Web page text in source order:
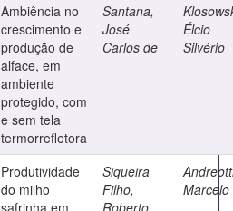
Ambiência no
crescimento e
produção de
alface, em
ambiente
protegido, com
e sem tela
termorrefletora
Santana,
José
Carlos de
Élcio
Silvério
Produtividade
do milho
safrinha em
Siqueira
Filho,
Roberto
Marcelo